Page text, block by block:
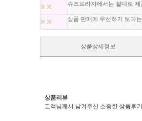
※ ※ 슈즈프라자에서는 절대로
※ ※ 상품 판매에 우선하기 보다
상품상세정보
상품리뷰
고객님께서 남겨주신 소중한 상품후